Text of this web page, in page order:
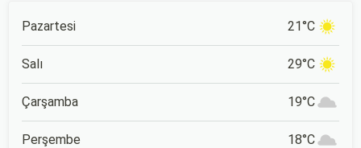
Pazartesi 21°C
Salı 29°C
Çarşamba 19°C
Perşembe 18°C